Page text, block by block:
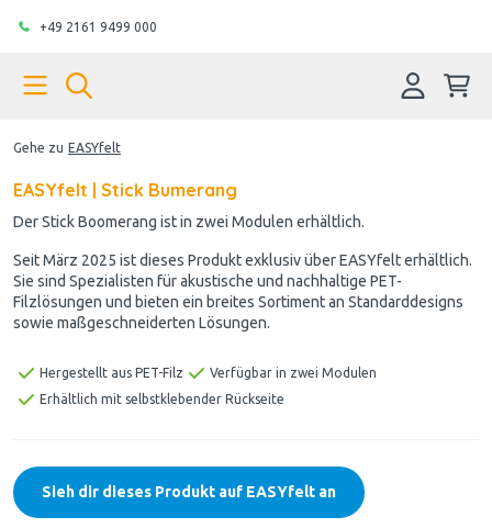
+49 2161 9499 000
Gehe zu EASYfelt
EASYfelt | Stick Bumerang
Der Stick Boomerang ist in zwei Modulen erhältlich.
Seit März 2025 ist dieses Produkt exklusiv über EASYfelt erhältlich.
Sie sind Spezialisten für akustische und nachhaltige PET-
Filzlösungen und bieten ein breites Sortiment an Standarddesigns
sowie maßgeschneiderten Lösungen.
Hergestellt aus PET-Filz
Verfügbar in zwei Modulen
Erhältlich mit selbstklebender Rückseite
Sieh dir dieses Produkt auf EASYfelt an